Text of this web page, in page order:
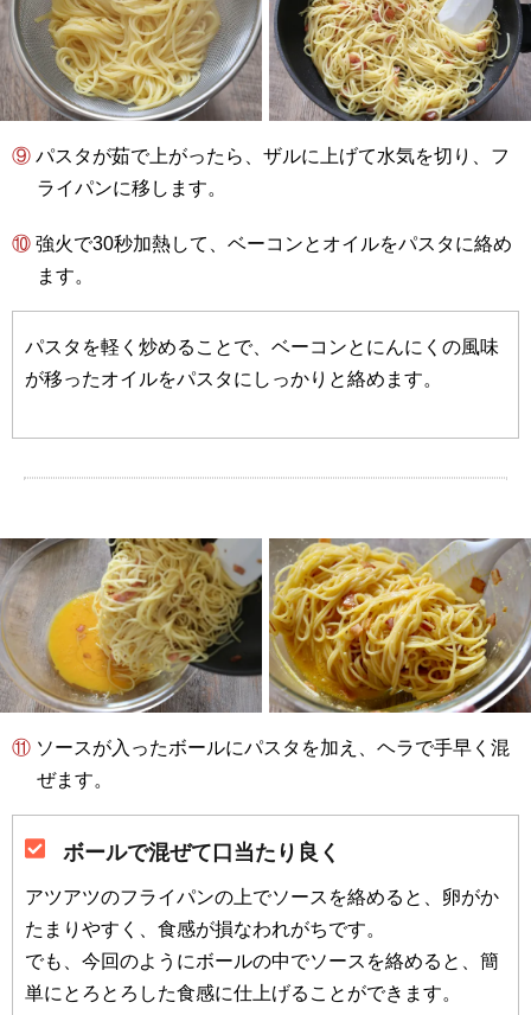
⑨ パスタが茹で上がったら、ザルに上げて水気を切り、フ
ライパンに移します。
⑩ 強火で30秒加熱して、ベーコンとオイルをパスタに絡め
ます。
パスタを軽く炒めることで、ベーコンとにんにくの風味
が移ったオイルをパスタにしっかりと絡めます。
⑪ ソースが入ったボールにパスタを加え、ヘラで手早く混
ぜます。
ボールで混ぜて口当たり良く
アツアツのフライパンの上でソースを絡めると、卵がか
たまりやすく、食感が損なわれがちです。
でも、今回のようにボールの中でソースを絡めると、簡
単にとろとろした食感に仕上げることができます。